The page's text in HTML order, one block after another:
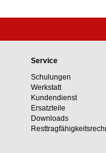
Service
Schulungen
Werkstatt
Kundendienst
Ersatzteile
Downloads